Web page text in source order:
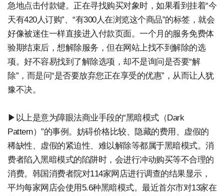
急地点击付款键。正在寻找购买对象时，如果看到挂着“今
天有420人订购”、“有300人在浏览这个商品”的标签，就会
好像被迷住一样直接进入付款页面。一个月的服务免费体
验期结束后，想解除服务，但在网站上找不到解除的选
项。好不容易找到了解除选项，却不是询问是否要“解
除”，而是问“是否要放弃您正在享受的优惠”，从而让人犹
豫不决。
▶以上是意为障眼法商业手段的“黑暗模式（Dark
Pattern）”的事例。妨碍价格比较、隐藏的费用、虚假的
稀缺性、虚假的紧迫性、难以解除等都属于黑暗模式。消
费者陷入黑暗模式的陷阱时，会进行冲动购买等不合理的
消费。韩国消费者院对114家网店进行调查的结果显示，
平均每家网店会使用5.6种黑暗模式。最近首尔市对13家在